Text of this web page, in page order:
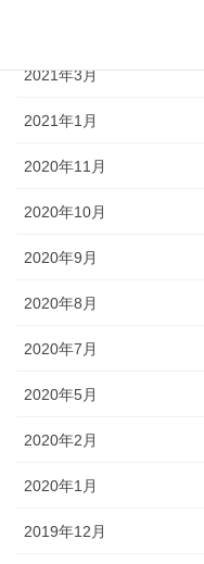
2021年3月
2021年1月
2020年11月
2020年10月
2020年9月
2020年8月
2020年7月
2020年5月
2020年2月
2020年1月
2019年12月